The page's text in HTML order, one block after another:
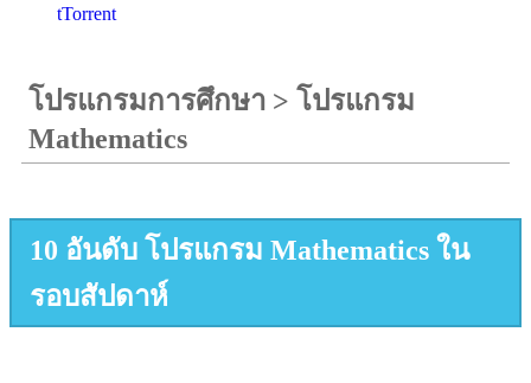
tTorrent
โปรแกรมการศึกษา > โปรแกรม
Mathematics
10 อันดับ โปรแกรม Mathematics ใน
รอบสัปดาห์